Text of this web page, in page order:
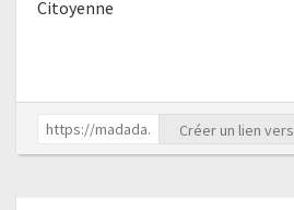
Citoyenne
Créer un lien vers